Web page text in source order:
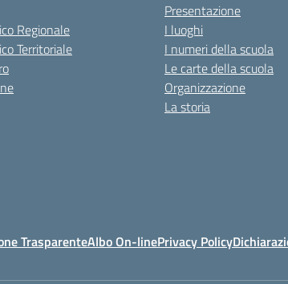
Regionale
Territoriale
Presentazione
I luoghi
I numeri della scuola
Le carte della scuola
Organizzazione
La storia
TrasparenteAlbo On-linePrivacy Policy